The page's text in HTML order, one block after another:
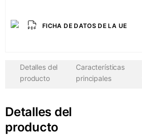
FICHA DE DATOS DE LA UE
Detalles del
producto
Características
principales
Detalles del
producto